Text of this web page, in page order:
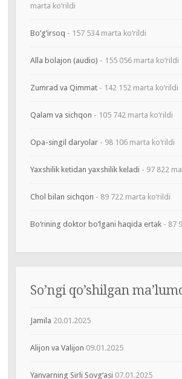
marta ko‘rildi
Bo’g’irsoq - 157 534 marta ko‘rildi
Alla bolajon (audio) - 155 056 marta ko‘rildi
Zumrad va Qimmat- 142 152 marta ko‘rildi
Qalam va sichqon - 105 742 marta ko‘rildi
Opa-singil daryolar- 98 106 marta ko‘rildi
Yaxshilik ketidan yaxshilik keladi - 97 822
Chol bilan sichqon - 89 722 marta ko‘rildi
Bo‘rining doktor bo‘lgani haqida ertak- 87
So’ngi qo’shilgan
Jamila 20.01.2025
Alijon va Valijon 09.01.2025
Yanvarning Sirli Sovg‘asi 07.01.2025